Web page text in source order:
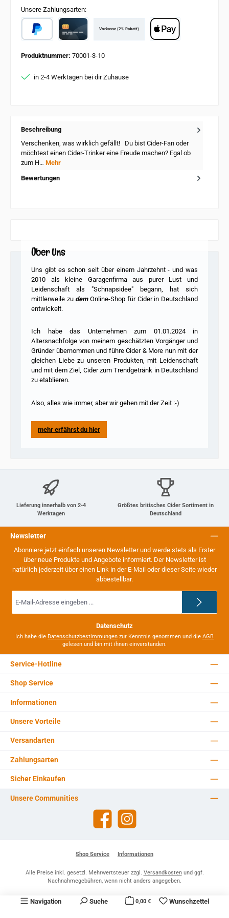
Navigation Suche Wunschzettel
0,00 €
Unsere Zahlungsarten:
Vorkasse (2% Rabatt)
Produktnummer: 70001-3-10
in 2-4 Werktagen bei dir Zuhause
Beschreibung
Verschenken, was wirklich gefällt! Du bist Cider-Fan oder
möchtest einen Cider-Trinker eine Freude machen? Egal ob
zum H… Mehr
Bewertungen
Über Uns
Uns gibt es schon seit über einem Jahrzehnt - und was
2010 als kleine Garagenfirmaaus purer Lust und
Leidenschaft als "Schnapsidee" begann, hat sich
mittlerweile zu demOnline-Shop für Cider in Deutschland
entwickelt.
Ich habe das Unternehmen zum 01.01.2024 in
Altersnachfolge von meinem geschätzten Vorgänger und
Gründer übernommen und führe Cider & More nun mit der
gleichen Liebe zu unseren Produkten, mit Leidenschaft
und mit dem Ziel, Cider zum Trendgetränk in Deutschland
zu etablieren.
Also, alles wie immer, aber wir gehen mit der Zeit :-)
mehr erfährst du hier
Lieferung innerhalb von 2-4
Werktagen
Größtes britisches Cider Sortiment in
Deutschland
Newsletter
Abonniere jetzt einfach unseren Newsletter und werde stets als Erster
über neue Produkte und Angebote informiert. Der Newsletter ist
natürlich jederzeit über einen Link in der E-Mail oder dieser Seite wieder
abbestellbar.
Mail-
Datenschutz
Ich habe die Datenschutzbestimmungen zur Kenntnis genommen und die AGB
gelesen und bin mit ihnen einverstanden.
Service-Hotline
Shop Service
Informationen
Unsere Vorteile
Versandarten
Zahlungsarten
Sicher Einkaufen
Unsere Communities
Facebook Instagram
Shop Service Informationen
Alle Preise inkl. gesetzl. Mehrwertsteuer zzgl. Versandkostenund ggf.
Nachnahmegebühren, wenn nicht anders angegeben.